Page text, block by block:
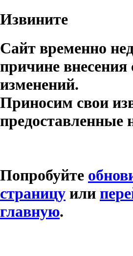
Извините
Сайт временно
причине
изменений.
Приносим свои
предоставленные
Попробуйте
страницу или
главную.